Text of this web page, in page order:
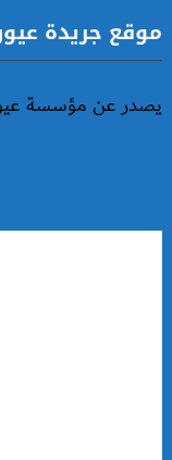
موقع جريدة
يصدر عن مؤسسة عيون